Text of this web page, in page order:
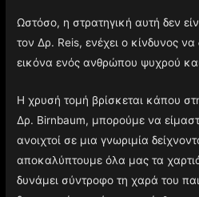
Ωστόσο, η στρατηγική αυτή δεν
τον Δρ. Reis, ενέχει ο κίνδυνος
εικόνα ενός ανθρώπου ψυχρού
Η χρυσή τομή βρίσκεται κάπου
Δρ. Birnbaum, μπορούμε να
ανοιχτοί σε μια γνωριμία
αποκαλύπτουμε όλα μας τα
δυνάμει σύντροφο τη χαρά του